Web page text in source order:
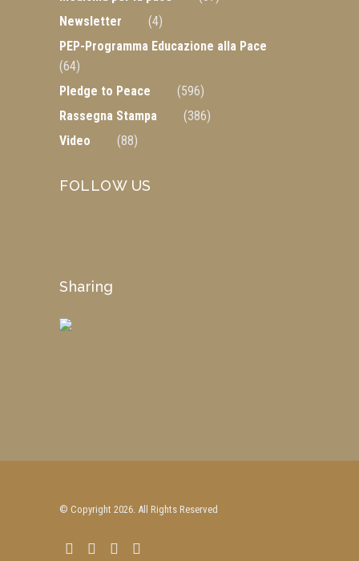
Newsletter
(4)
PEP-Programma Educazione alla Pace
(64)
Pledge to Peace
(596)
Rassegna Stampa
(386)
Video
(88)
FOLLOW US
Sharing
© Copyright 2026. All Rights Reserved